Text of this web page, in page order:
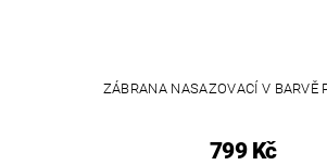
ZÁBRANA NASAZOVACÍ V BARVĚ
799 Kč